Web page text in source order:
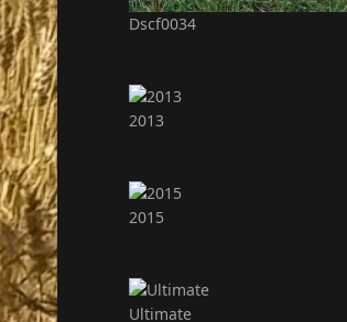
Dscf0034
2013
2015
Ultimate